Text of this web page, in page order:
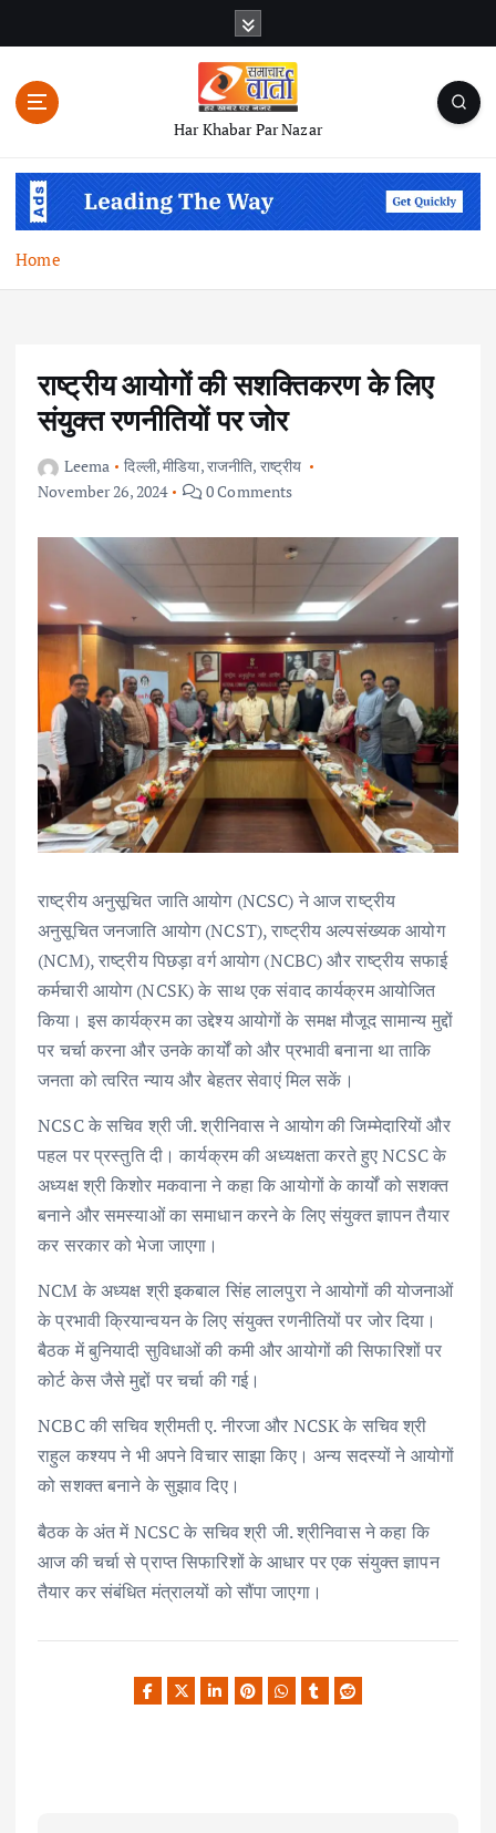
n
Har Khabar Par Nazar
Home
राष्ट्रीय आयोगों की सशक्तिकरण के लिए
संयुक्त रणनीतियों पर जोर
Leema दिल्ली,मीडिया,राजनीति, राष्ट्रीय
November 26, 2024
0 Comments
राष्ट्रीय अनुसूचित जाति आयोग (NCSC) ने आज राष्ट्रीय
अनुसूचित जनजाति आयोग (NCST), राष्ट्रीय अल्पसंख्यक आयोग
(NCM), राष्ट्रीय पिछड़ा वर्ग आयोग (NCBC) और राष्ट्रीय सफाई
कर्मचारी आयोग (NCSK) के साथ एक संवाद कार्यक्रम आयोजित
किया। इस कार्यक्रम का उद्देश्य आयोगों के समक्ष मौजूद सामान्य मुद्दों
पर चर्चा करना और उनके कार्यों को और प्रभावी बनाना था ताकि
जनता को त्वरित न्याय और बेहतर सेवाएं मिल सकें।
NCSC के सचिव श्री जी. श्रीनिवास ने आयोग की जिम्मेदारियों और
पहल पर प्रस्तुति दी। कार्यक्रम की अध्यक्षता करते हुए NCSC के
अध्यक्ष श्री किशोर मकवाना ने कहा कि आयोगों के कार्यों को सशक्त
बनाने और समस्याओं का समाधान करने के लिए संयुक्त ज्ञापन तैयार
कर सरकार को भेजा जाएगा।
NCM के अध्यक्ष श्री इकबाल सिंह लालपुरा ने आयोगों की योजनाओं
के प्रभावी क्रियान्वयन के लिए संयुक्त रणनीतियों पर जोर दिया।
बैठक में बुनियादी सुविधाओं की कमी और आयोगों की सिफारिशों पर
कोर्ट केस जैसे मुद्दों पर चर्चा की गई।
NCBC की सचिव श्रीमती ए. नीरजा और NCSK के सचिव श्री
राहुल कश्यप ने भी अपने विचार साझा किए। अन्य सदस्यों ने आयोगों
को सशक्त बनाने के सुझाव दिए।
बैठक के अंत में NCSC के सचिव श्री जी. श्रीनिवास ने कहा कि
आज की चर्चा से प्राप्त सिफारिशों के आधार पर एक संयुक्त ज्ञापन
तैयार कर संबंधित मंत्रालयों को सौंपा जाएगा।